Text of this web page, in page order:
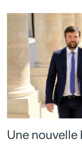
Une nouvelle